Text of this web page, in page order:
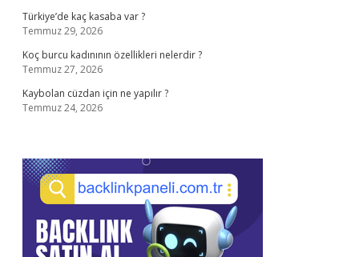
Türkiye’de kaç kasaba var ?
Temmuz 29, 2026
Koç burcu kadınının özellikleri nelerdir ?
Temmuz 27, 2026
Kaybolan cüzdan için ne yapılır ?
Temmuz 24, 2026